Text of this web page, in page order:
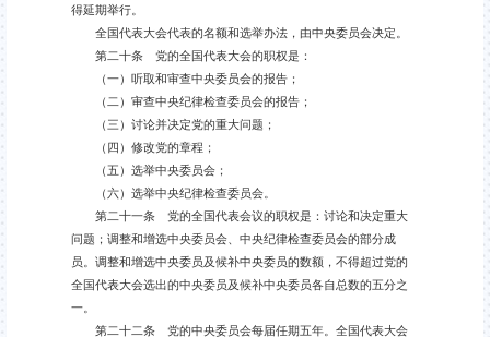
得延期举行。
全国代表大会代表的名额和选举办法，由中央委员会决定。
第二十条 党的全国代表大会的职权是：
（一）听取和审查中央委员会的报告；
（二）审查中央纪律检查委员会的报告；
（三）讨论并决定党的重大问题；
（四）修改党的章程；
（五）选举中央委员会；
（六）选举中央纪律检查委员会。
第二十一条 党的全国代表会议的职权是：讨论和决定重大
问题；调整和增选中央委员会、中央纪律检查委员会的部分成
员。调整和增选中央委员及候补中央委员的数额，不得超过党的
全国代表大会选出的中央委员及候补中央委员各自总数的五分之
一。
第二十二条 党的中央委员会每届任期五年。全国代表大会